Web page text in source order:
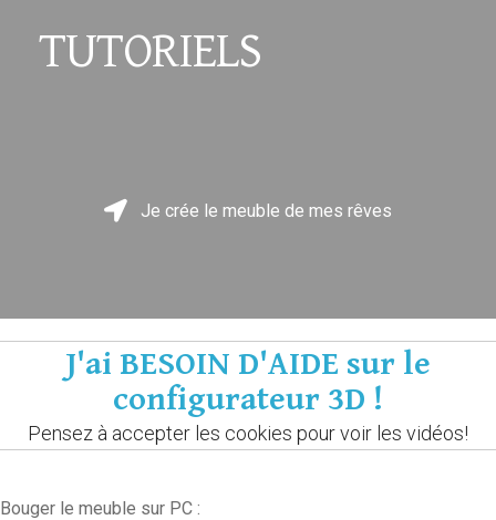
TUTORIELS
Je crée le meuble de mes rêves
J'ai BESOIN D'AIDE sur le
configurateur 3D !
Pensez à accepter les cookies pour voir les vidéos!
Bouger le meuble sur PC :